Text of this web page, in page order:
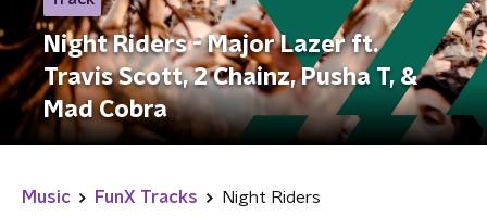
Night Riders - Major Lazer ft.
Travis Scott, 2 Chainz, Pusha T, &
Mad Cobra
Music FunX Tracks Night Riders